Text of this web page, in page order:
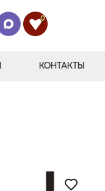
0
КОНТАКТЫ